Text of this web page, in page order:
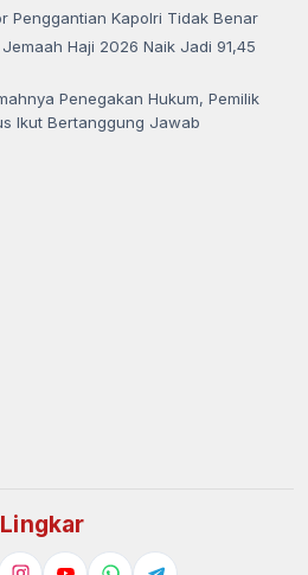
Penggantian Kapolri Tidak Benar
Haji 2026 Naik Jadi 91,45
Penegakan Hukum, Pemilik
Ikut Bertanggung Jawab
Lingkar